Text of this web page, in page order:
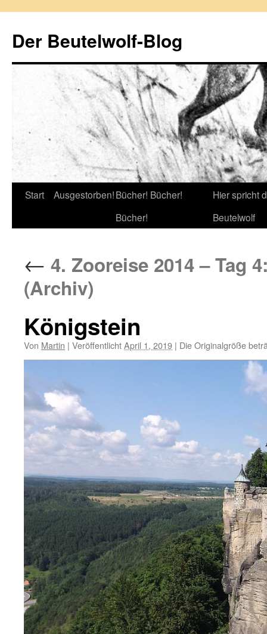
springen
Der Beutelwolf-Blog
Start Ausgestorben!Bücher! Bücher!
Bücher!
Hier spricht
Beutelwolf
← 4. Zooreise 2014 – Tag
(Archiv)
Königstein
Von Martin | VeröffentlichtApril 1, 2019 | Die Originalgröße